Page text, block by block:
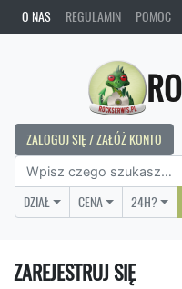
O NAS REGULAMIN POMOC
ZALOGUJ SIĘ / ZAŁÓŻ KONTO
DZIAŁ CENA 24H?
ZAREJESTRUJ SIĘ